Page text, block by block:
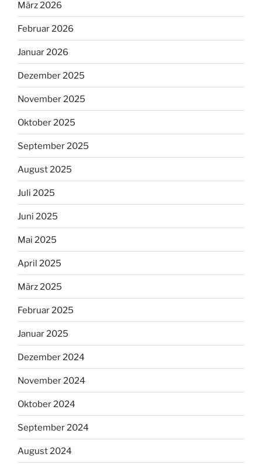
März 2026
Februar 2026
Januar 2026
Dezember 2025
November 2025
Oktober 2025
September 2025
August 2025
Juli 2025
Juni 2025
Mai 2025
April 2025
März 2025
Februar 2025
Januar 2025
Dezember 2024
November 2024
Oktober 2024
September 2024
August 2024